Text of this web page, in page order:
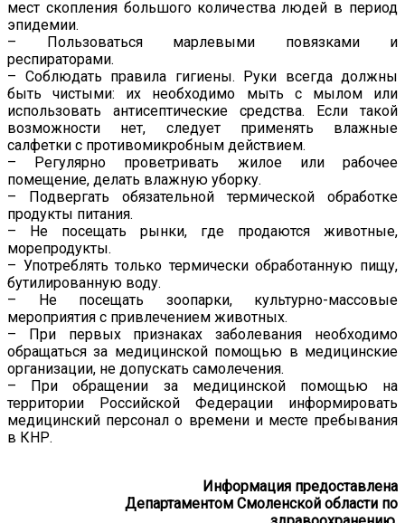
мест скопления большого количества людей в период
эпидемии.
– Пользоваться марлевыми повязками и
респираторами.
– Соблюдать правила гигиены. Руки всегда должны
быть чистыми: их необходимо мыть с мылом или
использовать антисептические средства. Если такой
возможности нет, следует применять влажные
салфетки с противомикробным действием.
– Регулярно проветривать жилое или рабочее
помещение, делать влажную уборку.
– Подвергать обязательной термической обработке
продукты питания.
– Не посещать рынки, где продаются животные,
морепродукты.
– Употреблять только термически обработанную пищу,
бутилированную воду.
– Не посещать зоопарки, культурно-массовые
мероприятия с привлечением животных.
– При первых признаках заболевания необходимо
обращаться за медицинской помощью в медицинские
организации, не допускать самолечения.
– При обращении за медицинской помощью на
территории Российской Федерации информировать
медицинский персонал о времени и месте пребывания
в КНР.
Информация предоставлена
Департаментом Смоленской области по